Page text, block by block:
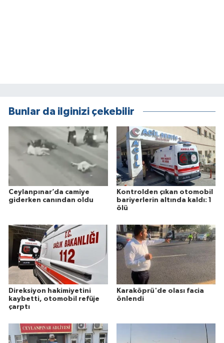
Bunlar da ilginizi çekebilir
Ceylanpınar’da camiye
giderken canından oldu
Kontrolden çıkan otomobil
bariyerlerin altında kaldı: 1
ölü
Direksiyon hakimiyetini
kaybetti, otomobil refüje
çarptı
Karaköprü'de olası facia
önlendi